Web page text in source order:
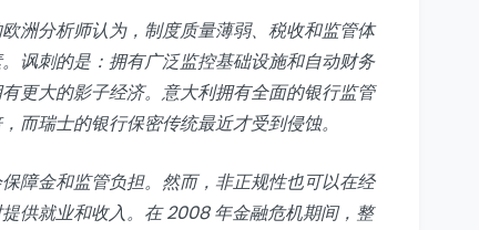
洲分析师认为，制度质量薄弱、税收和监管体
讽刺的是：拥有广泛监控基础设施和自动财务
更大的影子经济。意大利拥有全面的银行监管
而瑞士的银行保密传统最近才受到侵蚀。
障金和监管负担。然而，非正规性也可以在经
供就业和收入。在 2008 年金融危机期间，整